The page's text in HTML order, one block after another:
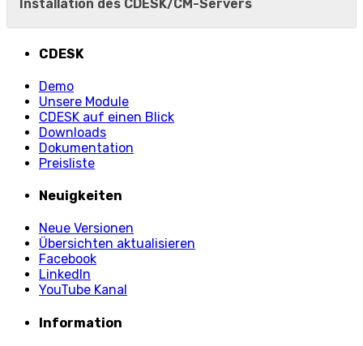
Installation des CDESK/CM-Servers
CDESK
Demo
Unsere Module
CDESK auf einen Blick
Downloads
Dokumentation
Preisliste
Neuigkeiten
Neue Versionen
Übersichten aktualisieren
Facebook
LinkedIn
YouTube Kanal
Information